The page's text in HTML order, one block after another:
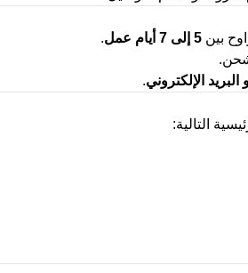
بين5 إلى 7 أيام عمل
.
.
البريد الإلكتروني.
التالية: